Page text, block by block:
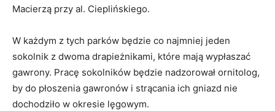
Macierzą przy al. Cieplińskiego.
W każdym z tych parków będzie co najmniej jeden
sokolnik z dwoma drapieżnikami, które mają wypłaszać
gawrony. Pracę sokolników będzie nadzorował ornitolog,
by do płoszenia gawronów i strącania ich gniazd nie
dochodziło w okresie lęgowym.